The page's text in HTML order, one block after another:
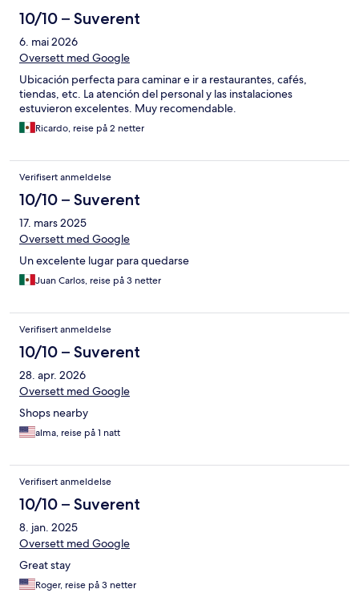
10/10 – Suverent
6. mai 2026
Oversett med Google
Ubicación perfecta para caminar e ir a restaurantes, cafés,
tiendas, etc. La atención del personal y las instalaciones
estuvieron excelentes. Muy recomendable.
Ricardo, reise på 2 netter
Verifisert anmeldelse
10/10 – Suverent
17. mars 2025
Oversett med Google
Un excelente lugar para quedarse
Juan Carlos, reise på 3 netter
Verifisert anmeldelse
10/10 – Suverent
28. apr. 2026
Oversett med Google
Shops nearby
alma, reise på 1 natt
Verifisert anmeldelse
10/10 – Suverent
8. jan. 2025
Oversett med Google
Great stay
Roger, reise på 3 netter